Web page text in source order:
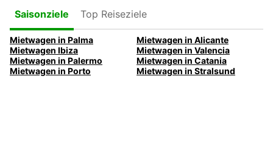
Saisonziele
Top Reiseziele
Mietwagen in Palma
Mietwagen in Alicante
Mietwagen Ibiza
Mietwagen in Valencia
Mietwagen in Palermo
Mietwagen in Catania
Mietwagen in Porto
Mietwagen in Stralsund